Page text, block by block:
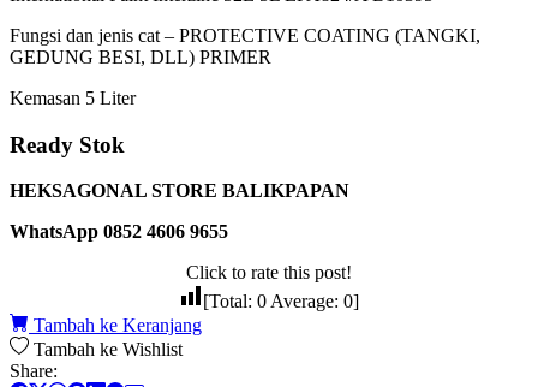
Fungsi dan jenis cat – PROTECTIVE COATING (TANGKI,
GEDUNG BESI, DLL) PRIMER
Kemasan 5 Liter
Ready Stok
HEKSAGONAL STORE BALIKPAPAN
WhatsApp 0852 4606 9655
Click to rate this post!
[Total: 0 Average: 0]
Tambah ke Keranjang
Tambah ke Wishlist
Share: